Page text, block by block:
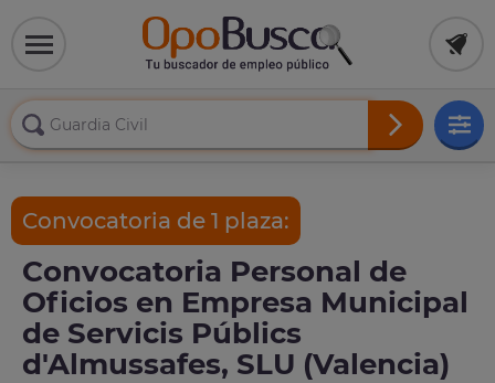
Convocatoria de 1 plaza:
Convocatoria Personal de
Oficios en Empresa Municipal
de Servicis Públics
d'Almussafes, SLU (Valencia)